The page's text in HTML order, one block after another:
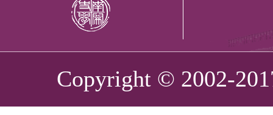
Copyright © 2002-